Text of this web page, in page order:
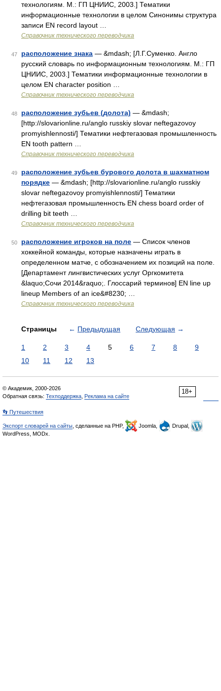
технологиям. М.: ГП ЦНИИС, 2003.] Тематики
информационные технологии в целом Синонимы структура
записи EN record layout …
Справочник технического переводчика
47 расположение знака — &mdash; [Л.Г.Суменко. Англо
русский словарь по информационным технологиям. М.: ГП
ЦНИИС, 2003.] Тематики информационные технологии в
целом EN character position …
Справочник технического переводчика
48 расположение зубьев (долота) — &mdash;
[http://slovarionline.ru/anglo russkiy slovar neftegazovoy
promyishlennosti/] Тематики нефтегазовая промышленность
EN tooth pattern …
Справочник технического переводчика
49
расположение зубьев бурового долота в шахматном
порядке — &mdash; [http://slovarionline.ru/anglo russkiy
slovar neftegazovoy promyishlennosti/] Тематики
нефтегазовая промышленность EN chess board order of
drilling bit teeth …
Справочник технического переводчика
50 расположение игроков на поле — Список членов
хоккейной команды, которые назначены играть в
определенном матче, с обозначением их позиций на поле.
[Департамент лингвистических услуг Оргкомитета
&laquo;Сочи 2014&raquo;. Глоссарий терминов] EN line up
lineup Members of an ice&#8230; …
Справочник технического переводчика
Страницы ← Предыдущая Следующая →
1 2 3 4 5 6 7 8
9
10
11 12 13
18+
© Академик, 2000-2026
Обратная связь: Техподдержка Реклама на сайте
👣 Путешествия
Экспорт словарей на сайты , сделанные на PHP, Joomla,
Drupal,
WordPress, MODx.